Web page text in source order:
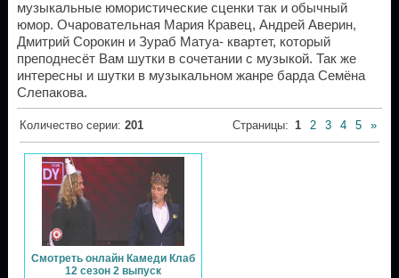
музыкальные юмористические сценки так и обычный
юмор. Очаровательная Мария Кравец, Андрей Аверин,
Дмитрий Сорокин и Зураб Матуа- квартет, который
преподнесёт Вам шутки в сочетании с музыкой. Так же
интересны и шутки в музыкальном жанре барда Семёна
Слепакова.
Количество серии: 201 Страницы: 1 2 3 4 5 »
Смотреть онлайн Камеди Клаб
12 сезон 2 выпуск